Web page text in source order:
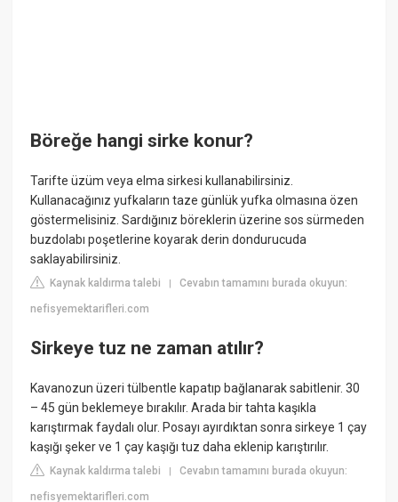
Böreğe hangi sirke konur?
Tarifte üzüm veya elma sirkesi kullanabilirsiniz.
Kullanacağınız yufkaların taze günlük yufka olmasına özen
göstermelisiniz. Sardığınız böreklerin üzerine sos sürmeden
buzdolabı poşetlerine koyarak derin dondurucuda
saklayabilirsiniz.
Kaynak kaldırma talebi |Cevabın tamamını burada okuyun:
nefisyemektarifleri.com
Sirkeye tuz ne zaman atılır?
Kavanozun üzeri tülbentle kapatıp bağlanarak sabitlenir. 30
– 45 gün beklemeye bırakılır. Arada bir tahta kaşıkla
karıştırmak faydalı olur. Posayı ayırdıktan sonra sirkeye 1 çay
kaşığı şeker ve 1 çay kaşığı tuz daha eklenip karıştırılır.
Kaynak kaldırma talebi |Cevabın tamamını burada okuyun:
nefisyemektarifleri.com